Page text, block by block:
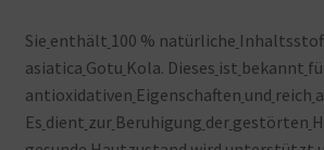
Sie enthält 100 % natürliche
asiatica Gotu Kola. Dieses ist bekannt
antioxidativen Eigenschaften und reich
Es dient zur Beruhigung der gestörten